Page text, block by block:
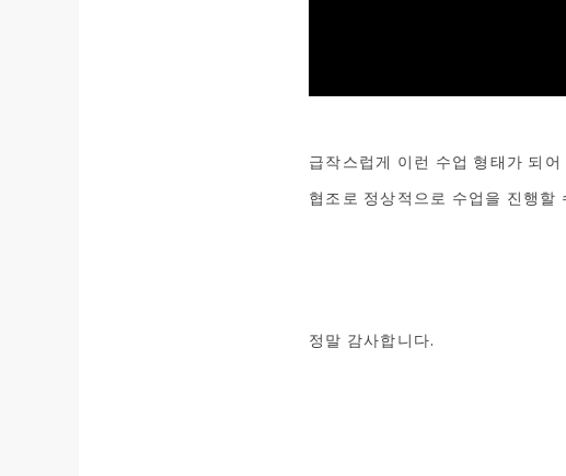
급작스럽게 이런 수업 형태가 되
협조로 정상적으로 수업을 진행할
정말 감사합니다.